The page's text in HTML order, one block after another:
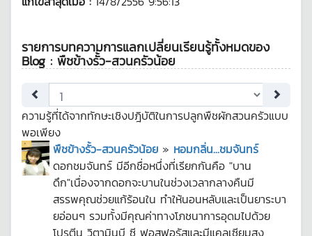
รายการบทความการแลกเปลี่ยนเรียนรู้ทั้งหมดของ
Blog : พืชข้างรั้ว-สวนครัวน้อย
ความรู้ที่ได้จากทักษะเชิงปฎิบัติในการปลูกพืชผักสวนครัวแบบ
พอเพียง
พืชข้างรั้ว-สวนครัวน้อย » หอมกลิ่น...ชมจันทร์
ดอกชมจันทร์ มีอีกชื่อหนึ่งที่เรียกกันคือ "บาน
ดึก"เนื่องจากดอกจะบานในช่วงเวลากลางคืนมี
สรรพคุณช่วยแก้ร้อนใน ทำให้นอนหลับและเป็นยาระบา
ยอ่อนๆ รวมทั้งมีคุณค่าทางโภชนาการอุดมไปด้วย
โปรตีน วิตามินบี ซี ฟอสฟอรัสและมีแคลเซียมสูง